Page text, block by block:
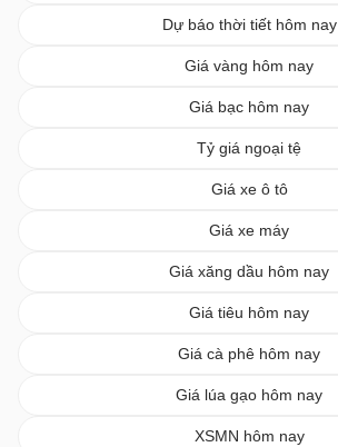
Dự báo thời tiết hôm nay
Giá vàng hôm nay
Giá bạc hôm nay
Tỷ giá ngoại tệ
Giá xe ô tô
Giá xe máy
Giá xăng dầu hôm nay
Giá tiêu hôm nay
Giá cà phê hôm nay
Giá lúa gạo hôm nay
XSMN hôm nay